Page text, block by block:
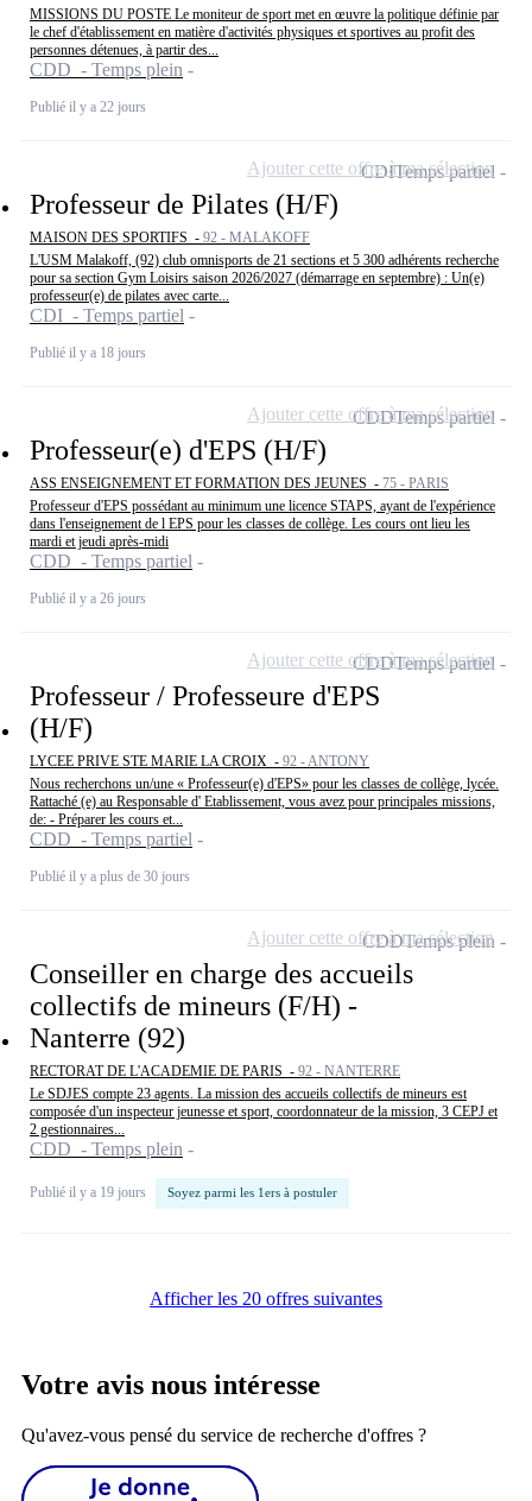
MISSIONS DU POSTE Le moniteur de sport met en œuvre la politique définie par
le chef d'établissement en matière d'activités physiques et sportives au profit des
personnes détenues, à partir des...
CDD - Temps plein
Publié il y a 22 jours
Professeur de Pilates (H/F)
MAISON DES SPORTIFS - 92 - MALAKOFF
L'USM Malakoff, (92) club omnisports de 21 sections et 5 300 adhérents recherche
pour sa section Gym Loisirs saison 2026/2027 (démarrage en septembre) : Un(e)
professeur(e) de pilates avec carte...
CDI - Temps partiel
Publié il y a 18 jours
CDITemps partiel
Ajouter cette offre à ma sélection
Professeur(e) d'EPS (H/F)
ASS ENSEIGNEMENT ET FORMATION DES JEUNES - 75 - PARIS
Professeur d'EPS possédant au minimum une licence STAPS, ayant de l'expérience
dans l'enseignement de l EPS pour les classes de collège. Les cours ont lieu les
mardi et jeudi après-midi
CDD - Temps partiel
Publié il y a 26 jours
CDDTemps partiel
Ajouter cette offre à ma sélection
Professeur / Professeure d'EPS
(H/F)
LYCEE PRIVE STE MARIE LA CROIX - 92 - ANTONY
Nous recherchons un/une « Professeur(e) d'EPS» pour les classes de collège, lycée.
Rattaché (e) au Responsable d' Etablissement, vous avez pour principales missions,
de: - Préparer les cours et...
CDD - Temps partiel
Publié il y a plus de 30 jours
CDDTemps partiel
Ajouter cette offre à ma sélection
Conseiller en charge des accueils
collectifs de mineurs (F/H) -
Nanterre (92)
RECTORAT DE L'ACADEMIE DE PARIS - 92 - NANTERRE
Le SDJES compte 23 agents. La mission des accueils collectifs de mineurs est
composée d'un inspecteur jeunesse et sport, coordonnateur de la mission, 3 CEPJ et
2 gestionnaires...
CDD - Temps plein
Publié il y a 19 jours Soyez parmi les 1ers à postuler
CDDTemps plein
Ajouter cette offre à ma sélection
Afficher les 20 offres suivantes
Votre avis nous intéresse
Qu'avez-vous pensé du service de recherche d'offres ?